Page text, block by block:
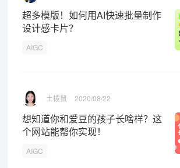
超多模版！如何用AI快速批量制作
设计感卡片？
AIGC
土拨鼠 2020/08/22
想知道你和爱豆的孩子长啥样？这
个网站能帮你实现！
AIGC